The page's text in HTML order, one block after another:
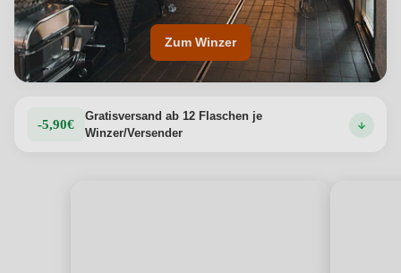
Zum Winzer
-5,90€
Gratisversand ab 12 Flaschen je
Winzer/Versender